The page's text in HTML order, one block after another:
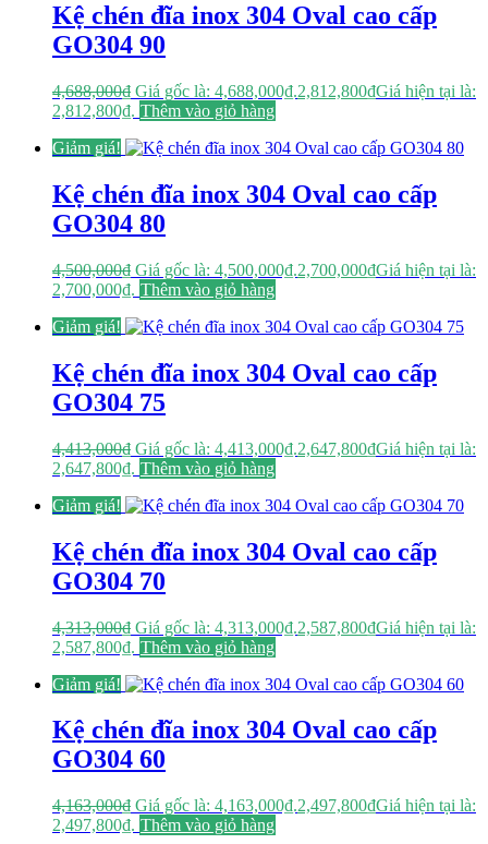
Kệ chén đĩa inox 304 Oval cao cấp
GO304 90
4,688,000₫ Giá gốc là: 4,688,000₫.2,812,800₫Giá hiện tại là:
2,812,800₫. Thêm vào giỏ hàng
Giảm giá!
Kệ chén đĩa inox 304 Oval cao cấp
GO304 80
4,500,000₫ Giá gốc là: 4,500,000₫.2,700,000₫Giá hiện tại là:
2,700,000₫. Thêm vào giỏ hàng
Giảm giá!
Kệ chén đĩa inox 304 Oval cao cấp
GO304 75
4,413,000₫ Giá gốc là: 4,413,000₫.2,647,800₫Giá hiện tại là:
2,647,800₫. Thêm vào giỏ hàng
Giảm giá!
Kệ chén đĩa inox 304 Oval cao cấp
GO304 70
4,313,000₫ Giá gốc là: 4,313,000₫.2,587,800₫Giá hiện tại là:
2,587,800₫. Thêm vào giỏ hàng
Giảm giá!
Kệ chén đĩa inox 304 Oval cao cấp
GO304 60
4,163,000₫ Giá gốc là: 4,163,000₫.2,497,800₫Giá hiện tại là:
2,497,800₫. Thêm vào giỏ hàng